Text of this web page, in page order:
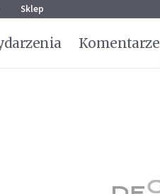
Sklep
Komentarze